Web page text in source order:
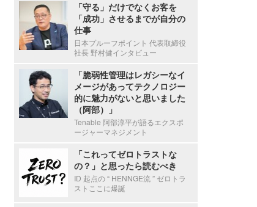
「守る」だけでなくお客を
「成功」させるまでが自分の
仕事
日本プルーフポイント 代表取締役
社長 野村健インタビュー
「脆弱性管理はレガシーなイ
メージがあってテクノロジー
的に魅力がないと思いました
（阿部）」
Tenable 阿部淳平が語るエクスポ
ージャーマネジメント
「これってゼロトラストな
の？」と思ったら読むべき
ID 起点の “ HENNGE流 ” ゼロトラ
ストここに爆誕